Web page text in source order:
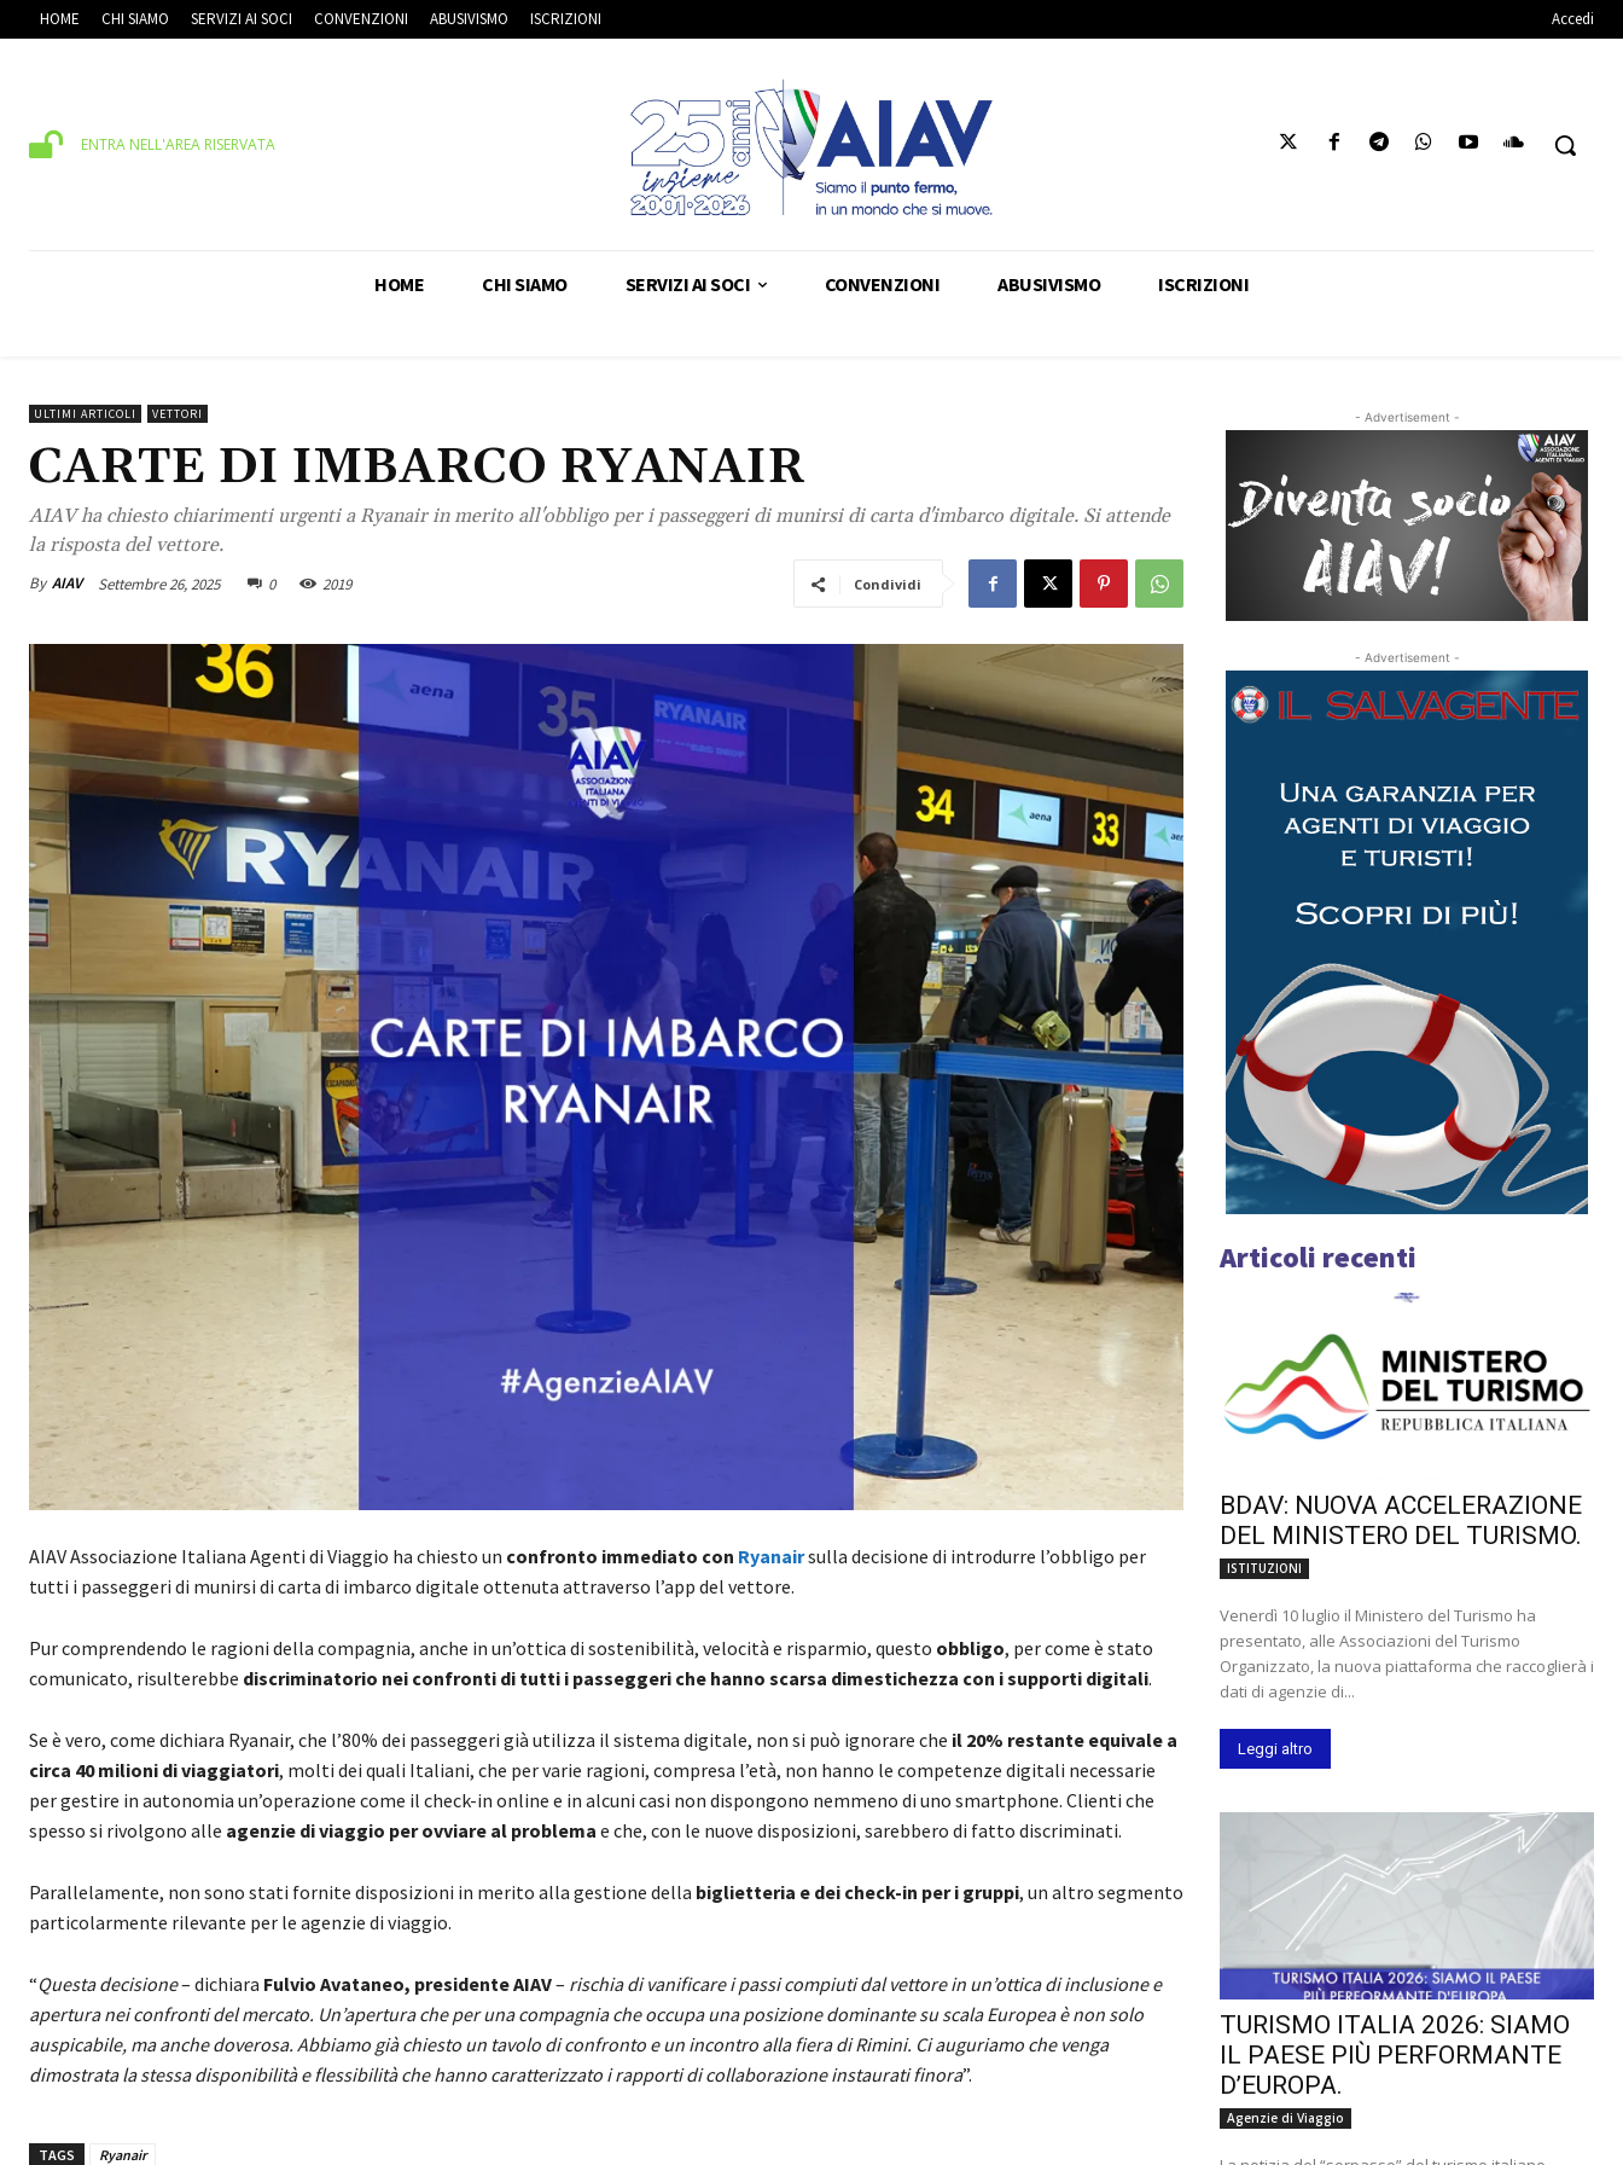
HOME CHI SIAMO SERVIZI AI SOCI CONVENZIONI ABUSIVISMO ISCRIZIONI Accedi
ENTRA NELL'AREA RISERVATA
HOME CHI SIAMO SERVIZI AI SOCI CONVENZIONI ABUSIVISMO ISCRIZIONI
ULTIMI ARTICOLI VETTORI
CARTE DI IMBARCO RYANAIR
AIAV ha chiesto chiarimenti urgenti a Ryanair in merito all'obbligo per i passeggeri di munirsi di carta d'imbarco digitale. Si attende
la risposta del vettore.
By AIAV Settembre 26, 2025 0 2019 Condividi
AIAV Associazione Italiana Agenti di Viaggio ha chiesto un confronto immediato con Ryanairsulla decisione di introdurre l’obbligo per
tutti i passeggeri di munirsi di carta di imbarco digitale ottenuta attraverso l’app del vettore.
Pur comprendendo le ragioni della compagnia, anche in un’ottica di sostenibilità, velocità e risparmio, questo obbligo, per come è stato
comunicato, risulterebbe discriminatorio nei confronti di tutti i passeggeri che hanno scarsa dimestichezza con i supporti digitali.
Se è vero, come dichiara Ryanair, che l’80% dei passeggeri già utilizza il sistema digitale, non si può ignorare che il 20% restante equivale a
circa 40 milioni di viaggiatori, molti dei quali Italiani, che per varie ragioni, compresa l’età, non hanno le competenze digitali necessarie
per gestire in autonomia un’operazione come il check-in online e in alcuni casi non dispongono nemmeno di uno smartphone. Clienti che
spesso si rivolgono alle agenzie di viaggio per ovviare al problema e che, con le nuove disposizioni, sarebbero di fatto discriminati.
Parallelamente, non sono stati fornite disposizioni in merito alla gestione della biglietteria e dei check-in per i gruppi, un altro segmento
particolarmente rilevante per le agenzie di viaggio.
“Questa decisione– dichiara Fulvio Avataneo, presidente AIAV– rischia di vanificare i passi compiuti dal vettore in un’ottica di inclusione e
apertura nei confronti del mercato. Un’apertura che per una compagnia che occupa una posizione dominante su scala Europea è non solo
auspicabile, ma anche doverosa. Abbiamo già chiesto un tavolo di confronto e un incontro alla fiera di Rimini. Ci auguriamo che venga
dimostrata la stessa disponibilità e flessibilità che hanno caratterizzato i rapporti di collaborazione instaurati finora”.
TAGS Ryanair
- Advertisement -
- Advertisement -
Articoli recenti
BDAV: NUOVA ACCELERAZIONE
DEL MINISTERO DEL TURISMO.
ISTITUZIONI
Venerdì 10 luglio il Ministero del Turismo ha
presentato, alle Associazioni del Turismo
Organizzato, la nuova piattaforma che raccoglierà i
dati di agenzie di...
Leggi altro
TURISMO ITALIA 2026: SIAMO
IL PAESE PIÙ PERFORMANTE
D’EUROPA.
Agenzie di Viaggio